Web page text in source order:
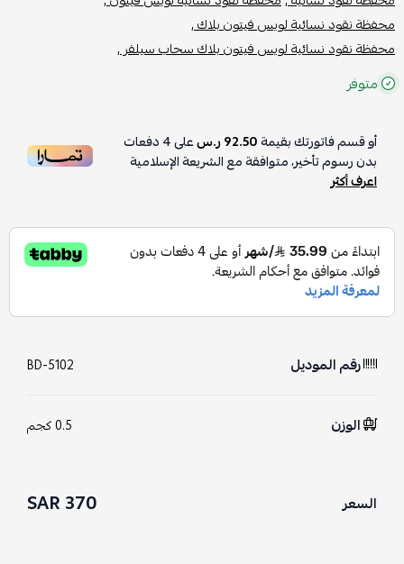
محفظة نقود نسائية لويس فيتون بلاك ,
محفظة نقود نسائية لويس فيتون بلاك سحاب سيلفر ,
متوفر
أو قسم فاتورتك بقيمة92.50 ر.س على4دفعات
بدون رسوم تأخير، متوافقة مع الشريعة الإسلامية
اعرف أكثر
رقم الموديل BD-5102
الوزن 0.5 كجم
السعر 370 SAR